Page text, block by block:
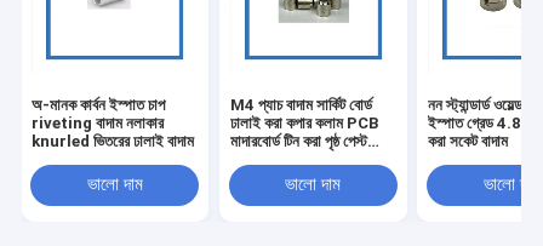
অ-মানক কার্বন ইস্পাত চাপ
riveting বাদাম নলাকার
knurled ভিতরের ঢালাই বাদাম
ভালো দাম
M4 প্যাচ বাদাম সার্কিট বোর্ড
ঢালাই করা কপার কলাম PCB
মাদারবোর্ড টিন করা পৃষ্ঠ পেস্ট
ভালো দাম
নন স্ট্যান্ডার্ড ওয়েল্ড
ইস্পাত গ্রেড 4.8
করা সকেট বাদাম
ভালো দাম